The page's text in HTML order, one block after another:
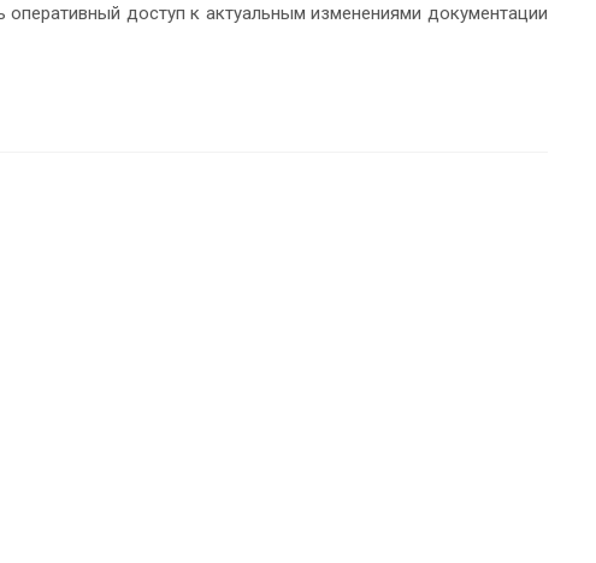
оперативный доступ к актуальным изменениями документации